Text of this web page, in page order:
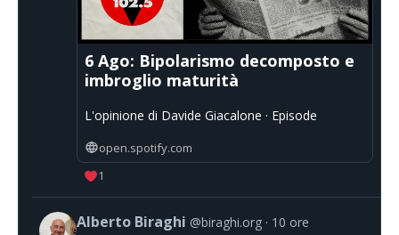
6 Ago: Bipolarismo decomposto e
imbroglio maturità
L'opinione di Davide Giacalone · Episode
open.spotify.com
1
Alberto Biraghi @biraghi.org 10 ore